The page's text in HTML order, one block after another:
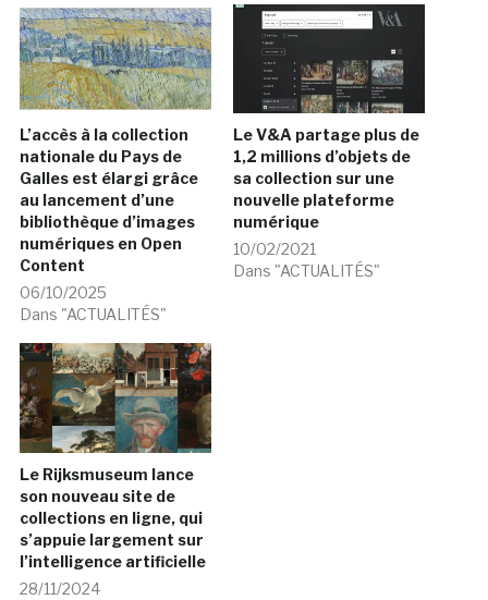
L’accès à la collection
nationale du Pays de
Galles est élargi grâce
au lancement d’une
bibliothèque d’images
numériques en Open
Content
06/10/2025
Dans "ACTUALITÉS"
Le V&A partage plus de
1,2 millions d’objets de
sa collection sur une
nouvelle plateforme
numérique
10/02/2021
Dans "ACTUALITÉS"
Le Rijksmuseum lance
son nouveau site de
collections en ligne, qui
s’appuie largement sur
l’intelligence artificielle
28/11/2024